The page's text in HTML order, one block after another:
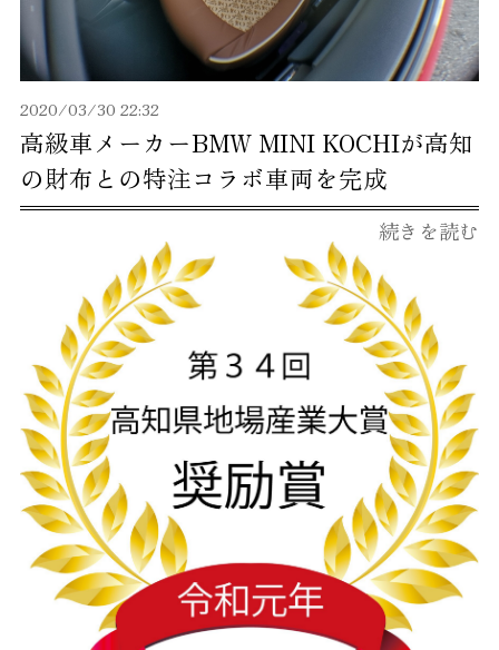
高級車メーカーBMW MINI KOCHIが高知
の財布との特注コラボ車両を完成
2020/03/30 22:32
続きを読む